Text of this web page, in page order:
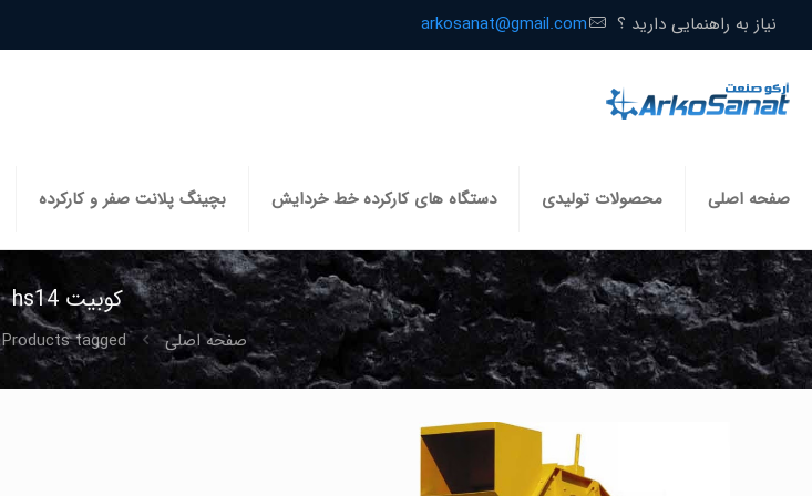
نیاز به راهنمایی دارید ؟ arkosanat@gmail.com
صفحه اصلی محصولات تولیدی دستگاه های کارکرده خط خردایش بچینگ پلانت صفر و کارکرده
کوبیت hs14
صفحه اصلی Products tagged “کوبیت hs14”